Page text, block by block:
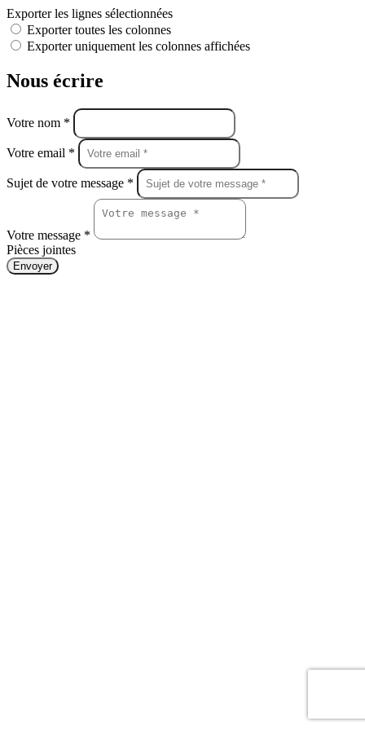
Exporter les lignes sélectionnées
Exporter toutes les colonnes
Exporter uniquement les colonnes affichées
Nous écrire
Votre nom *
Votre email *
Sujet de votre message *
Votre message *
Pièces jointes
Envoyer